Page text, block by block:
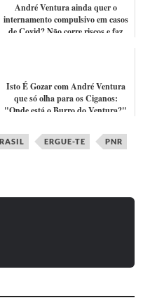
André Ventura ainda quer o
internamento compulsivo em casos
de Covid? Não corre riscos e faz
Isto É Gozar com André Ventura
que só olha para os Ciganos:
"Onde está o Burro do Ventura?"
ERGUE-TE PNR